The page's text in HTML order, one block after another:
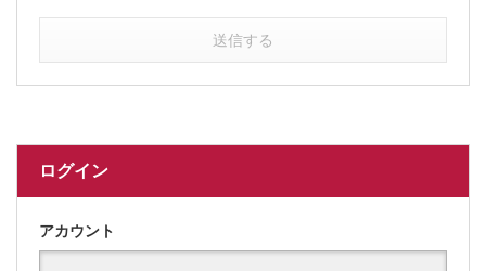
送信する
ログイン
アカウント